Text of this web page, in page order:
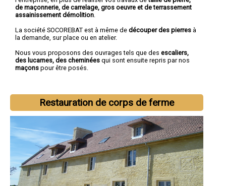
de maçonnerie, de carrelage, gros oeuvre et de terrassement
assainissement démolition
La société SOCOREBAT est à même de découper des pierres à
la demande, sur place ou en atelier.
Nous vous proposons des ouvrages tels que des escaliers,
des lucarnes, des cheminées qui sont ensuite repris par nos
maçons pour être posés.
Restauration de corps de ferme